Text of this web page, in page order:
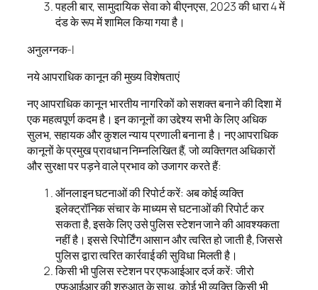
पहली बार, सामुदायिक सेवा को बीएनएस, 2023 की धारा 4 में
दंड के रूप में शामिल किया गया है।
अनुलग्‍नक-I
नये आपराधिक कानून की मुख्य विशेषताएं
नए आपराधिक कानून भारतीय नागरिकों को सशक्त बनाने की दिशा में
एक महत्वपूर्ण कदम है। इन कानूनों का उद्देश्य सभी के लिए अधिक
सुलभ, सहायक और कुशल न्याय प्रणाली बनाना है। नए आपराधिक
कानूनों के प्रमुख प्रावधान निम्नलिखित हैं, जो व्यक्तिगत अधिकारों
और सुरक्षा पर पड़ने वाले प्रभाव को उजागर करते हैं:
ऑनलाइन घटनाओं की रिपोर्ट करें: अब कोई व्यक्ति
इलेक्ट्रॉनिक संचार के माध्यम से घटनाओं की रिपोर्ट कर
सकता है, इसके लिए उसे पुलिस स्टेशन जाने की आवश्यकता
नहीं है। इससे रिपोर्टिंग आसान और त्वरित हो जाती है, जिससे
पुलिस द्वारा त्वरित कार्रवाई की सुविधा मिलती है।
किसी भी पुलिस स्टेशन पर एफआईआर दर्ज करें: जीरो
एफआईआर की शुरुआत के साथ, कोई भी व्यक्ति किसी भी